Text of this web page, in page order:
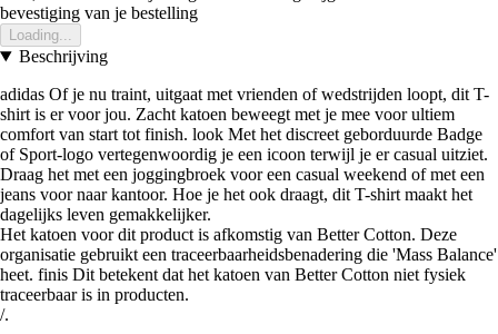
bevestiging van je bestelling
Loading...
Beschrijving
adidas Of je nu traint, uitgaat met vrienden of wedstrijden loopt, dit T-
shirt is er voor jou. Zacht katoen beweegt met je mee voor ultiem
comfort van start tot finish. look Met het discreet geborduurde Badge
of Sport-logo vertegenwoordig je een icoon terwijl je er casual uitziet.
Draag het met een joggingbroek voor een casual weekend of met een
jeans voor naar kantoor. Hoe je het ook draagt, dit T-shirt maakt het
dagelijks leven gemakkelijker.
Het katoen voor dit product is afkomstig van Better Cotton. Deze
organisatie gebruikt een traceerbaarheidsbenadering die 'Mass Balance'
heet. finis Dit betekent dat het katoen van Better Cotton niet fysiek
traceerbaar is in producten.
/.